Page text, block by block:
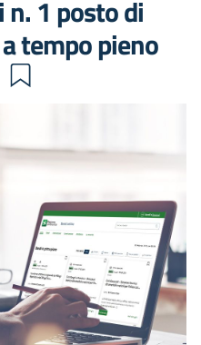
n. 1 posto di
tempo pieno